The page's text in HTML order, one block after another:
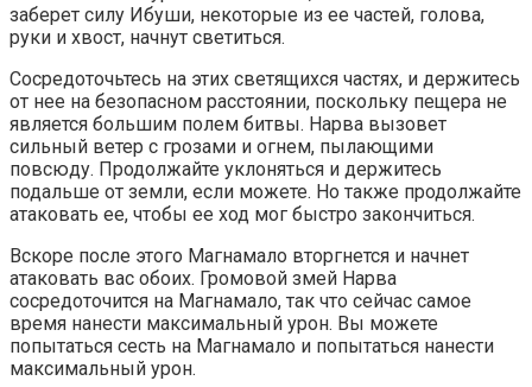
заберет силу Ибуши, некоторые из ее частей, голова,
руки и хвост, начнут светиться.
Сосредоточьтесь на этих светящихся частях, и держитесь
от нее на безопасном расстоянии, поскольку пещера не
является большим полем битвы. Нарва вызовет
сильный ветер с грозами и огнем, пылающими
повсюду. Продолжайте уклоняться и держитесь
подальше от земли, если можете. Но также продолжайте
атаковать ее, чтобы ее ход мог быстро закончиться.
Вскоре после этого Магнамало вторгнется и начнет
атаковать вас обоих. Громовой змей Нарва
сосредоточится на Магнамало, так что сейчас самое
время нанести максимальный урон. Вы можете
попытаться сесть на Магнамало и попытаться нанести
максимальный урон.